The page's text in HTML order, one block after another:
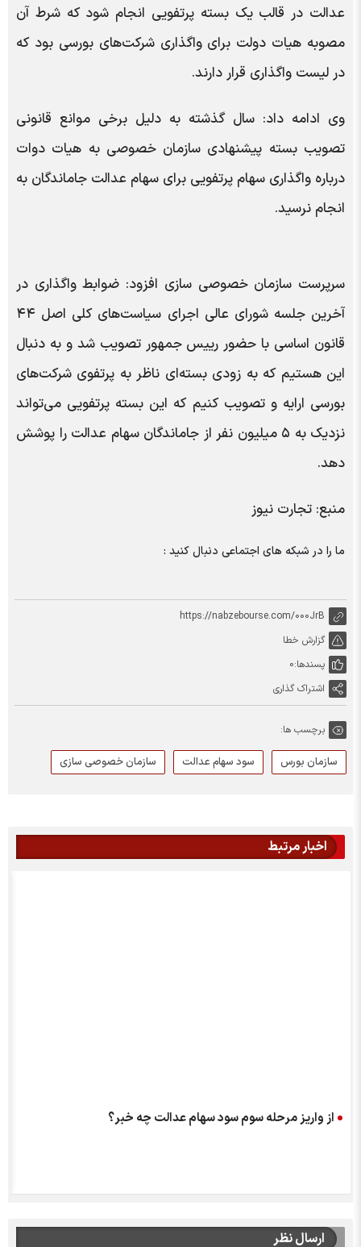
عدالت در قالب یک بسته پرتفویی انجام شود که شرط آن
مصوبه هیات دولت برای واگذاری شرکت‌های بورسی بود که
در لیست واگذاری قرار دارند.
وی ادامه داد: سال گذشته به دلیل برخی موانع قانونی
تصویب بسته پیشنهادی سازمان خصوصی به هیات دوات
درباره واگذاری سهام پرتفویی برای سهام عدالت جاماندگان به
انجام نرسید.
سرپرست سازمان خصوصی سازی افزود: ضوابط واگذاری در
آخرین جلسه شورای عالی اجرای سیاست‌های کلی اصل ۴۴
قانون اساسی با حضور رییس جمهور تصویب شد و به دنبال
این هستیم که به زودی بسته‌ای ناظر به پرتفوی شرکت‌های
بورسی ارایه و تصویب کنیم که این بسته پرتفویی می‌تواند
نزدیک به ۵ میلیون نفر از جاماندگان سهام عدالت را پوشش
دهد.
منبع: تجارت نیوز
ما را در شبکه های اجتماعی دنبال کنید :
https://nabzebourse.com/000JrB
گزارش خطا
پسندها:0
اشتراک گذاری
برچسب ها:
سازمان بورس سود سهام عدالت سازمان خصوصی سازی
اخبار مرتبط